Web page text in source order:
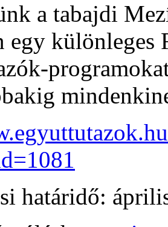
a tabajdi
egy különleges
határidő: